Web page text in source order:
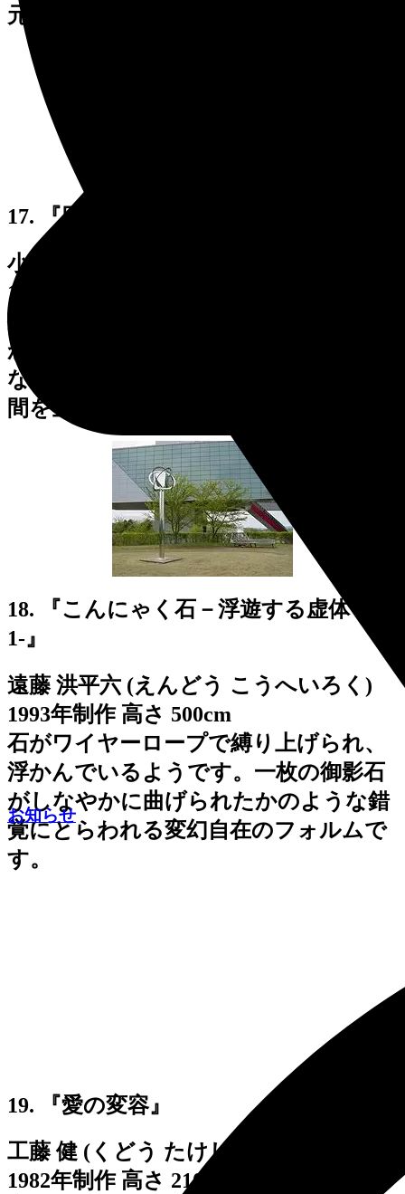
お知らせ
元には空薬莢が転がっています。
17. 『円形の記憶』
小田 襄 (おだ じょう)
1993年制作 高さ 392cm
抽象的な三つの輪が、永遠の未来へ向
かって運動を繰り返します。鏡のよう
な表面は風景を映し込み、有機的な空
間を生み出します。
18. 『こんにゃく石－浮遊する虚体'93-
1-』
遠藤 洪平六 (えんどう こうへいろく)
1993年制作 高さ 500cm
石がワイヤーロープで縛り上げられ、
浮かんでいるようです。一枚の御影石
がしなやかに曲げられたかのような錯
覚にとらわれる変幻自在のフォルムで
す。
19. 『愛の変容』
工藤 健 (くどう たけし)
1982年制作 高さ 210cm